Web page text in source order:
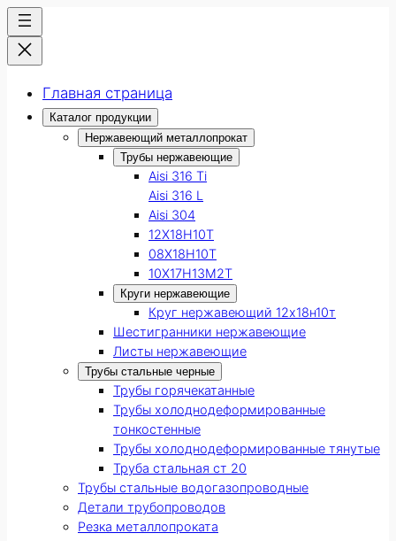
Главная страница
Каталог продукции
Нержавеющий металлопрокат
Трубы нержавеющие
Aisi 316 Ti
Aisi 316 L
Aisi 304
12Х18Н10Т
08Х18Н10Т
10Х17Н13М2Т
Круги нержавеющие
Круг нержавеющий 12х18н10т
Шестигранники нержавеющие
Листы нержавеющие
Трубы стальные черные
Трубы горячекатанные
Трубы холоднодеформированные
тонкостенные
Трубы холоднодеформированные тянутые
Труба стальная ст 20
Трубы стальные водогазопроводные
Детали трубопроводов
Резка металлопроката